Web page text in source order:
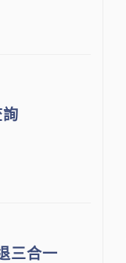
三合一